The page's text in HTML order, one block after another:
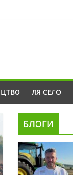
ЛЯ СЕЛО
БЛОГИ